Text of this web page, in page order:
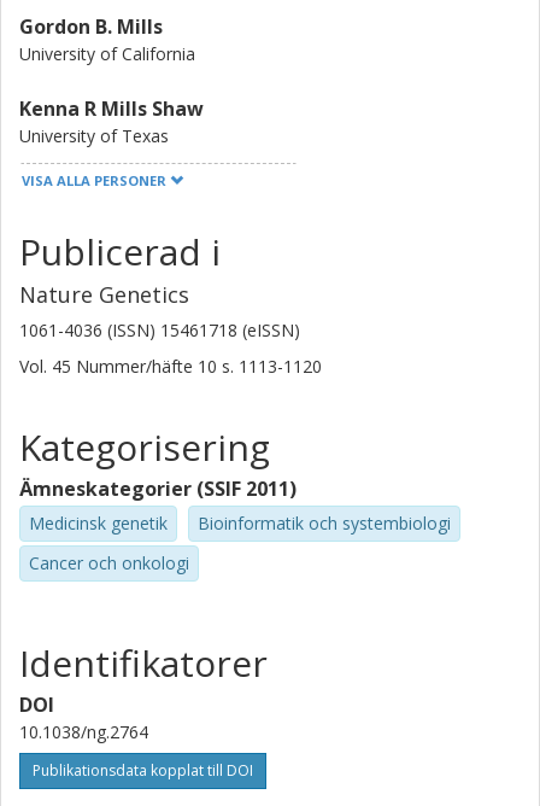
Gordon B. Mills
University of California
Kenna R Mills Shaw
University of Texas
Brad A. Ozenberger
Kyle Ellrott
University of California
Chris Sander
Joshua M. Stuart
University of California
Kyle Chang
British Columbia Cancer Agency
Caleb Davis
British Columbia Cancer Agency
Lawrence Donehower
British Columbia Cancer Agency
VISA ALLA PERSONER
Publicerad i
Nature Genetics
1061-4036 (ISSN) 15461718 (eISSN)
Vol. 45 Nummer/häfte 10 s. 1113-1120
Kategorisering
Ämneskategorier (SSIF 2011)
Medicinsk genetik
Bioinformatik och systembiologi
Cancer och onkologi
Identifikatorer
DOI
10.1038/ng.2764
Publikationsdata kopplat till DOI